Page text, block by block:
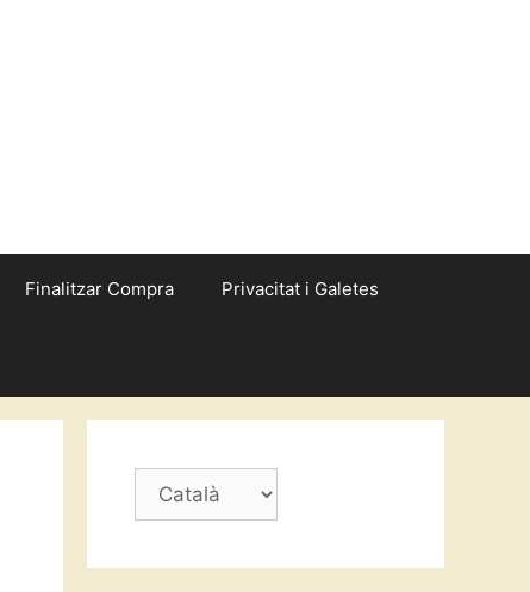
Finalitzar Compra Privacitat i Galetes
Trieu